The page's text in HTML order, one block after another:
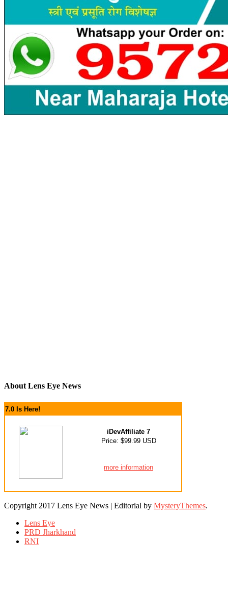
About Lens Eye News
7.0 Is Here!
iDevAffiliate 7
Price: $99.99 USD
more information
Copyright 2017 Lens Eye News | Editorial by MysteryThemes.
Lens Eye
PRD Jharkhand
RNI